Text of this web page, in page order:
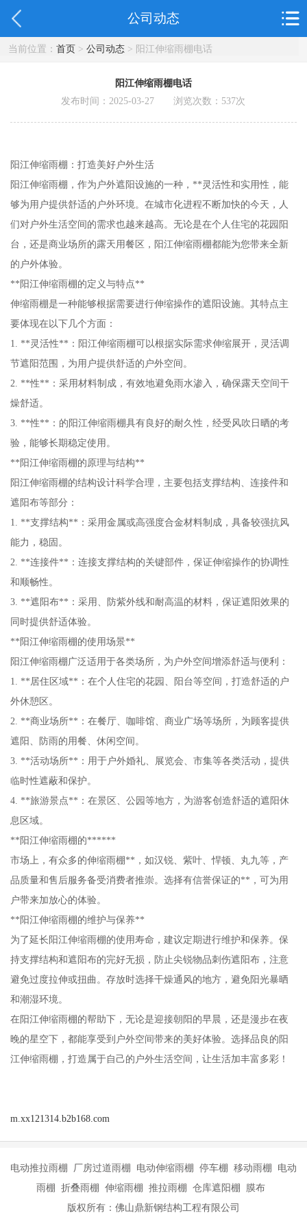
公司动态
当前位置： 首页> 公司动态> 阳江伸缩雨棚电话
阳江伸缩雨棚电话
发布时间：2025-03-27 浏览次数： 537次
阳江伸缩雨棚：打造美好户外生活
阳江伸缩雨棚，作为户外遮阳设施的一种，**灵活性和实用性，能
够为用户提供舒适的户外环境。在城市化进程不断加快的今天，人
们对户外生活空间的需求也越来越高。无论是在个人住宅的花园阳
台，还是商业场所的露天用餐区，阳江伸缩雨棚都能为您带来全新
的户外体验。
**阳江伸缩雨棚的定义与特点**
伸缩雨棚是一种能够根据需要进行伸缩操作的遮阳设施。其特点主
要体现在以下几个方面：
1. **灵活性**：阳江伸缩雨棚可以根据实际需求伸缩展开，灵活调
节遮阳范围，为用户提供舒适的户外空间。
2. **性**：采用材料制成，有效地避免雨水渗入，确保露天空间干
燥舒适。
3. **性**：的阳江伸缩雨棚具有良好的耐久性，经受风吹日晒的考
验，能够长期稳定使用。
**阳江伸缩雨棚的原理与结构**
阳江伸缩雨棚的结构设计科学合理，主要包括支撑结构、连接件和
遮阳布等部分：
1. **支撑结构**：采用金属或高强度合金材料制成，具备较强抗风
能力，稳固。
2. **连接件**：连接支撑结构的关键部件，保证伸缩操作的协调性
和顺畅性。
3. **遮阳布**：采用、防紫外线和耐高温的材料，保证遮阳效果的
同时提供舒适体验。
**阳江伸缩雨棚的使用场景**
阳江伸缩雨棚广泛适用于各类场所，为户外空间增添舒适与便利：
1. **居住区域**：在个人住宅的花园、阳台等空间，打造舒适的户
外休憩区。
2. **商业场所**：在餐厅、咖啡馆、商业广场等场所，为顾客提供
遮阳、防雨的用餐、休闲空间。
3. **活动场所**：用于户外婚礼、展览会、市集等各类活动，提供
临时性遮蔽和保护。
4. **旅游景点**：在景区、公园等地方，为游客创造舒适的遮阳休
息区域。
**阳江伸缩雨棚的******
市场上，有众多的伸缩雨棚**，如汉锐、紫叶、悍顿、丸九等，产
品质量和售后服务备受消费者推崇。选择有信誉保证的**，可为用
户带来加放心的体验。
**阳江伸缩雨棚的维护与保养**
为了延长阳江伸缩雨棚的使用寿命，建议定期进行维护和保养。保
持支撑结构和遮阳布的完好无损，防止尖锐物品刺伤遮阳布，注意
避免过度拉伸或扭曲。存放时选择干燥通风的地方，避免阳光暴晒
和潮湿环境。
在阳江伸缩雨棚的帮助下，无论是迎接朝阳的早晨，还是漫步在夜
晚的星空下，都能享受到户外空间带来的美好体验。选择品良的阳
江伸缩雨棚，打造属于自己的户外生活空间，让生活加丰富多彩！
m.xx121314.b2b168.com
电动推拉雨棚 厂房过道雨棚 电动伸缩雨棚 停车棚 移动雨棚 电动
雨棚 折叠雨棚 伸缩雨棚 推拉雨棚 仓库遮阳棚 膜布
版权所有：佛山鼎新钢结构工程有限公司